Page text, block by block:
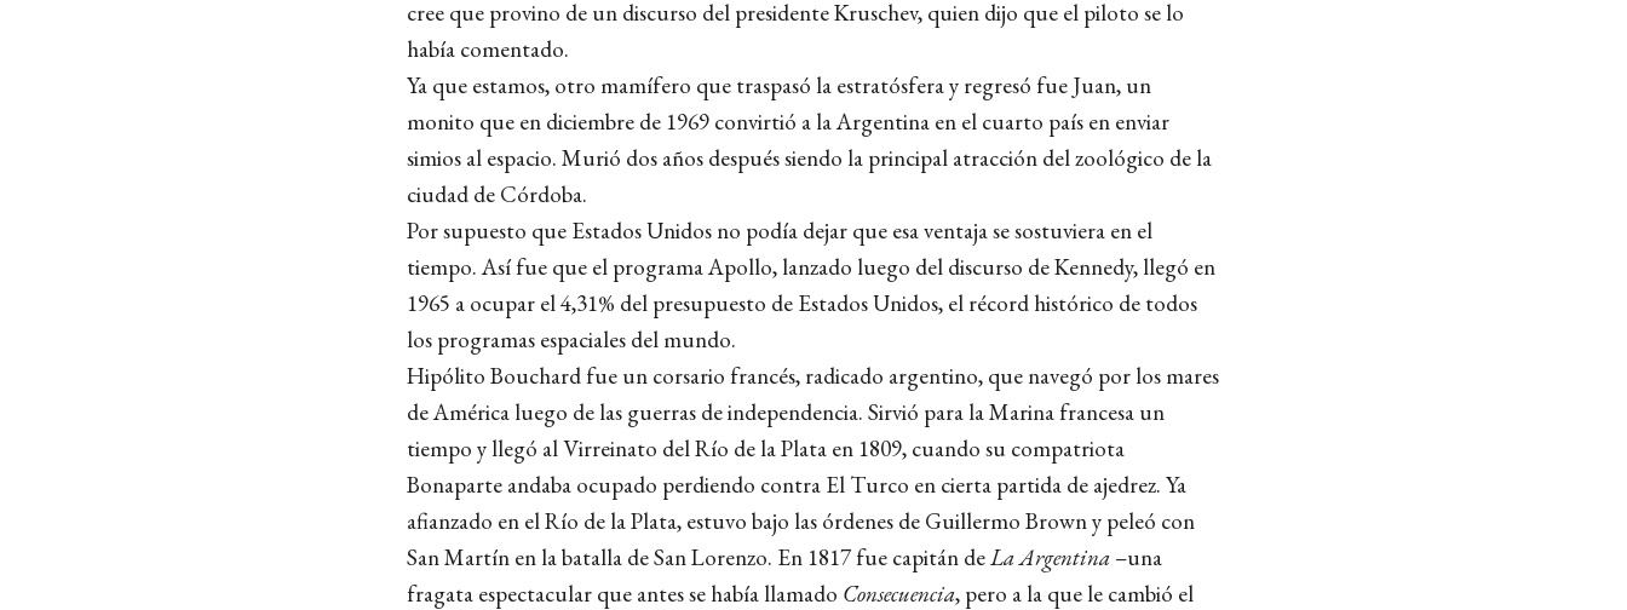
cree que provino de un discurso del presidente Kruschev, quien dijo que el piloto se lo
había comentado.
Ya que estamos, otro mamífero que traspasó la estratósfera y regresó fue Juan, un
monito que en diciembre de 1969 convirtió a la Argentina en el cuarto país en enviar
simios al espacio. Murió dos años después siendo la principal atracción del zoológico de la
ciudad de Córdoba.
Por supuesto que Estados Unidos no podía dejar que esa ventaja se sostuviera en el
tiempo. Así fue que el programa Apollo, lanzado luego del discurso de Kennedy, llegó en
1965 a ocupar el 4,31% del presupuesto de Estados Unidos, el récord histórico de todos
los programas espaciales del mundo.
Hipólito Bouchard fue un corsario francés, radicado argentino, que navegó por los mares
de América luego de las guerras de independencia. Sirvió para la Marina francesa un
tiempo y llegó al Virreinato del Río de la Plata en 1809, cuando su compatriota
Bonaparte andaba ocupado perdiendo contra El Turco en cierta partida de ajedrez. Ya
afianzado en el Río de la Plata, estuvo bajo las órdenes de Guillermo Brown y peleó con
San Martín en la batalla de San Lorenzo. En 1817 fue capitán deLa Argentina –una
fragata espectacular que antes se había llamado Consecuencia, pero a la que le cambió el